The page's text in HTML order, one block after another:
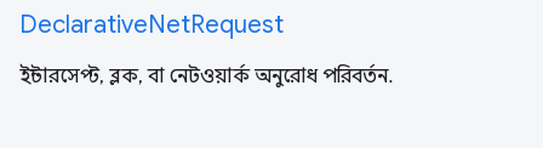
DeclarativeNetRequest
ইন্টারসেপ্ট, ব্লক, বা নেটওয়ার্ক অনুরোধ পরিবর্তন.